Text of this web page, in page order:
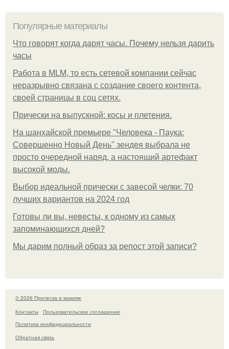
Популярные материалы
Что говорят когда дарят часы. Почему нельзя дарить
часы
Работа в MLM, то есть сетевой компании сейчас
неразрывно связана с создание своего контента,
своей страницы в соц сетях.
Прически на выпускной: косы и плетения.
На шанхайской премьере "Человека - Паука:
Совершенно Новый День" зендея выбрала не
просто очередной наряд, а настоящий артефакт
высокой моды.
Выбор идеальной прически с завесой челки: 70
лучших вариантов на 2024 год
Готовы ли вы, невесты, к одному из самых
запоминающихся дней?
Мы дарим полный образ за репост этой записи?
© 2026 Прическа и макияж
Контакты
Пользовательское соглашение
Политика конфидециальности
Обратная связь